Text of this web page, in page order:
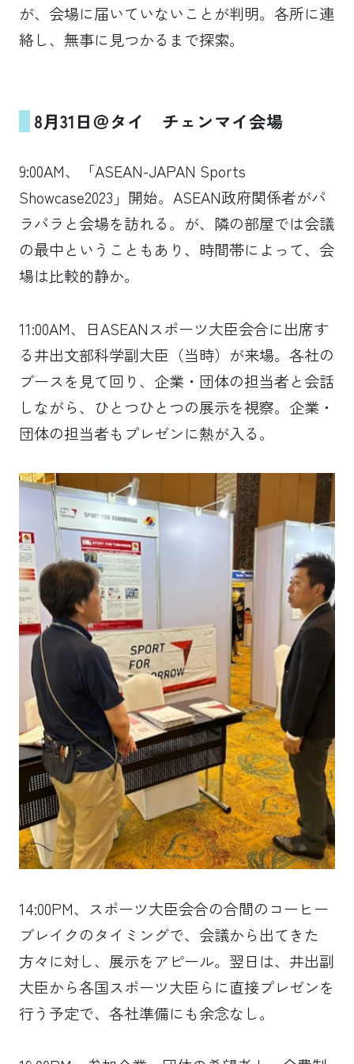
が、会場に届いていないことが判明。各所に連
絡し、無事に見つかるまで探索。
8月31日＠タイ チェンマイ会場
9:00AM、「ASEAN-JAPAN Sports
Showcase2023」開始。ASEAN政府関係者がパ
ラパラと会場を訪れる。が、隣の部屋では会議
の最中ということもあり、時間帯によって、会
場は比較的静か。
11:00AM、日ASEANスポーツ大臣会合に出席す
る井出文部科学副大臣（当時）が来場。各社の
ブースを見て回り、企業・団体の担当者と会話
しながら、ひとつひとつの展示を視察。企業・
団体の担当者もプレゼンに熱が入る。
14:00PM、スポーツ大臣会合の合間のコーヒー
ブレイクのタイミングで、会議から出てきた
方々に対し、展示をアピール。翌日は、井出副
大臣から各国スポーツ大臣らに直接プレゼンを
行う予定で、各社準備にも余念なし。